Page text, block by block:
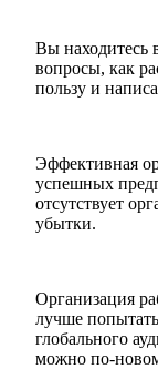
Вы находитесь
вопросы, как
пользу и
Эффективная
успешных
отсутствует
убытки.
Организация
лучше
глобального
можно по-